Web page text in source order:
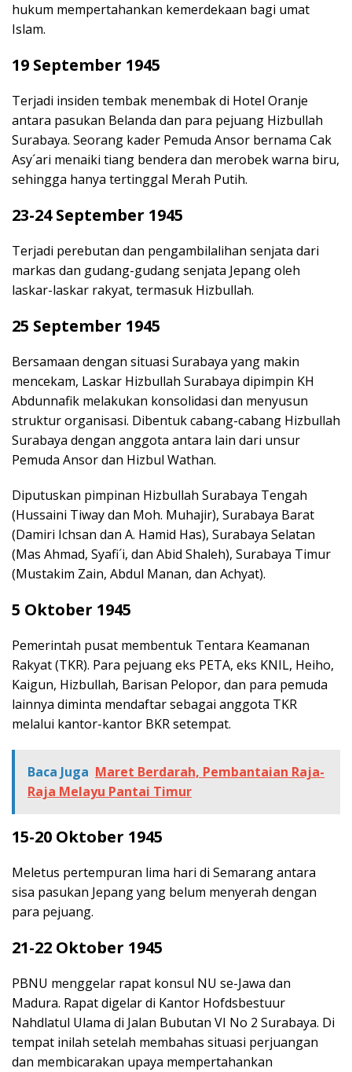
hukum mempertahankan kemerdekaan bagi umat
Islam.
19 September 1945
Terjadi insiden tembak menembak di Hotel Oranje
antara pasukan Belanda dan para pejuang Hizbullah
Surabaya. Seorang kader Pemuda Ansor bernama Cak
Asy´ari menaiki tiang bendera dan merobek warna biru,
sehingga hanya tertinggal Merah Putih.
23-24 September 1945
Terjadi perebutan dan pengambilalihan senjata dari
markas dan gudang-gudang senjata Jepang oleh
laskar-laskar rakyat, termasuk Hizbullah.
25 September 1945
Bersamaan dengan situasi Surabaya yang makin
mencekam, Laskar Hizbullah Surabaya dipimpin KH
Abdunnafik melakukan konsolidasi dan menyusun
struktur organisasi. Dibentuk cabang-cabang Hizbullah
Surabaya dengan anggota antara lain dari unsur
Pemuda Ansor dan Hizbul Wathan.
Diputuskan pimpinan Hizbullah Surabaya Tengah
(Hussaini Tiway dan Moh. Muhajir), Surabaya Barat
(Damiri Ichsan dan A. Hamid Has), Surabaya Selatan
(Mas Ahmad, Syafi´i, dan Abid Shaleh), Surabaya Timur
(Mustakim Zain, Abdul Manan, dan Achyat).
5 Oktober 1945
Pemerintah pusat membentuk Tentara Keamanan
Rakyat (TKR). Para pejuang eks PETA, eks KNIL, Heiho,
Kaigun, Hizbullah, Barisan Pelopor, dan para pemuda
lainnya diminta mendaftar sebagai anggota TKR
melalui kantor-kantor BKR setempat.
Baca Juga Maret Berdarah, Pembantaian Raja-
Raja Melayu Pantai Timur
15-20 Oktober 1945
Meletus pertempuran lima hari di Semarang antara
sisa pasukan Jepang yang belum menyerah dengan
para pejuang.
21-22 Oktober 1945
PBNU menggelar rapat konsul NU se-Jawa dan
Madura. Rapat digelar di Kantor Hofdsbestuur
Nahdlatul Ulama di Jalan Bubutan VI No 2 Surabaya. Di
tempat inilah setelah membahas situasi perjuangan
dan membicarakan upaya mempertahankan